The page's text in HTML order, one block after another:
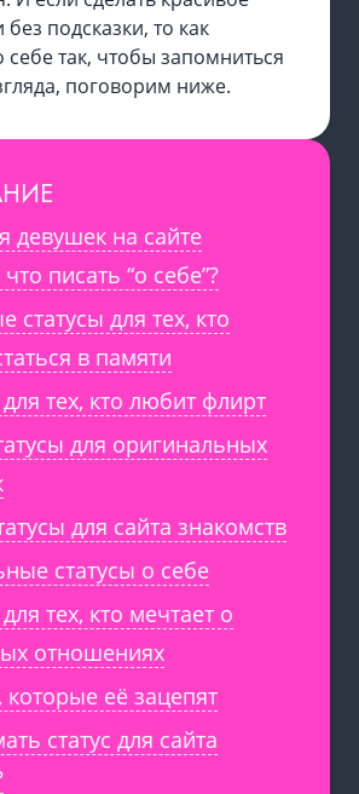
без подсказки, то как
себе так, чтобы запомниться
поговорим ниже.
девушек на сайте
писать “о себе”?
статусы для тех, кто
в памяти
тех, кто любит флирт
для оригинальных
для сайта знакомств
статусы о себе
тех, кто мечтает о
отношениях
которые её зацепят
статус для сайта